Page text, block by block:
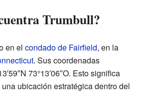
Trumbull?
en el condado de Fairfield, en la
. Sus coordenadas
73°13′06″O. Esto significa
ubicación estratégica dentro del